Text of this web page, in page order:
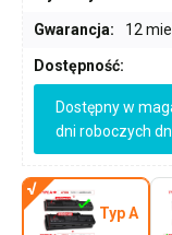
Gwarancja: 12
Dostępność:
Dostępny w
dni roboczych
Typ A